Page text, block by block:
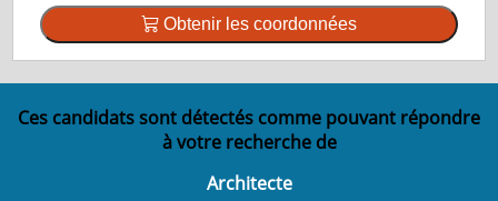
Obtenir les coordonnées
Ces candidats sont détectés comme pouvant répondre
à votre recherche de
Architecte